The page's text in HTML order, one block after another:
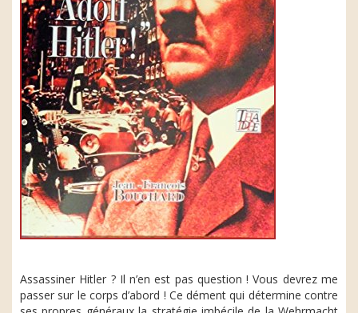
Assassiner Hitler ? Il n’en est pas question ! Vous devrez me
passer sur le corps d’abord ! Ce dément qui détermine contre